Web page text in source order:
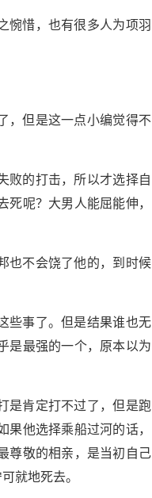
惋惜，也有很多人为项羽
，但是这一点小编觉得不
败的打击，所以才选择自
呢？大男人能屈能伸，
也不会饶了他的，到时候
些事了。但是结果谁也无
是最强的一个，原本以为
是肯定打不过了，但是跑
他选择乘船过河的话，
尊敬的相亲，是当初自己
就地死去。